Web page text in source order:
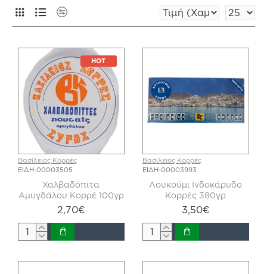
HOT
Βασίλειος Κορρές
ΕΙΔΗ-00003505
Χαλβαδόπιτα
Αμυγδάλου Κορρέ 100γρ
2,70€
Βασίλειος Κορρές
ΕΙΔΗ-00003993
Λουκούμι Ινδοκάρυδο
Κορρές 380γρ
3,50€